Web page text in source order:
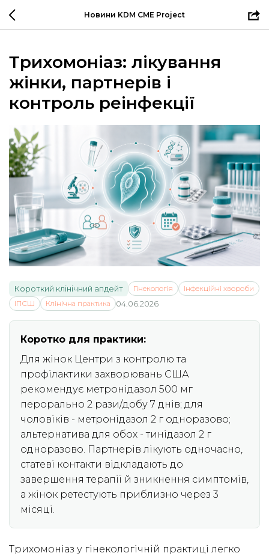
Новини KDM CME Project
Трихомоніаз: лікування
жінки, партнерів і
контроль реінфекції
Короткий клінічний апдейт Гінекологія
Інфекційні хвороби
ІПСШ
Клінічна практика 04.06.2026
Коротко для практики:
Для жінок Центри з контролю та
профілактики захворювань США
рекомендує метронідазол 500 мг
перорально 2 рази/добу 7 днів; для
чоловіків - метронідазол 2 г одноразово;
альтернатива для обох - тинідазол 2 г
одноразово. Партнерів лікують одночасно,
статеві контакти відкладають до
завершення терапії й зникнення симптомів,
а жінок ретестують приблизно через 3
місяці.
Трихомоніаз у гінекологічній практиці легко